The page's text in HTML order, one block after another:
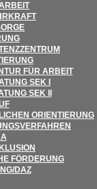
FÜR ARBEIT
SEK I
SEK II
ORIENTIERUNG
FÖRDERUNG
​​DAZ